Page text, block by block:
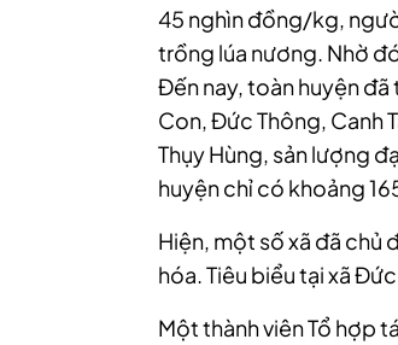
45 nghìn đồng/kg,
trồng lúa nương. Nhờ
Đến nay, toàn huyện
Con, Đức Thông, Canh
Thụy Hùng, sản lượng
huyện chỉ có khoảng
Hiện, một số xã đã chủ
hóa. Tiêu biểu tại xã
Một thành viên Tổ hợp